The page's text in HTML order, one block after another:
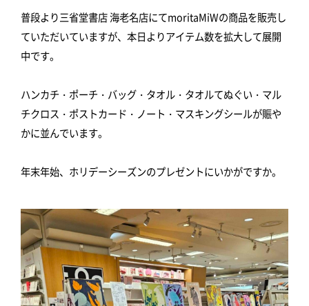
普段より三省堂書店 海老名店にてmoritaMiWの商品を販売し
ていただいていますが、本日よりアイテム数を拡大して展開
中です。
ハンカチ・ポーチ・バッグ・タオル・タオルてぬぐい・マル
チクロス・ポストカード・ノート・マスキングシールが賑や
かに並んでいます。
年末年始、ホリデーシーズンのプレゼントにいかがですか。